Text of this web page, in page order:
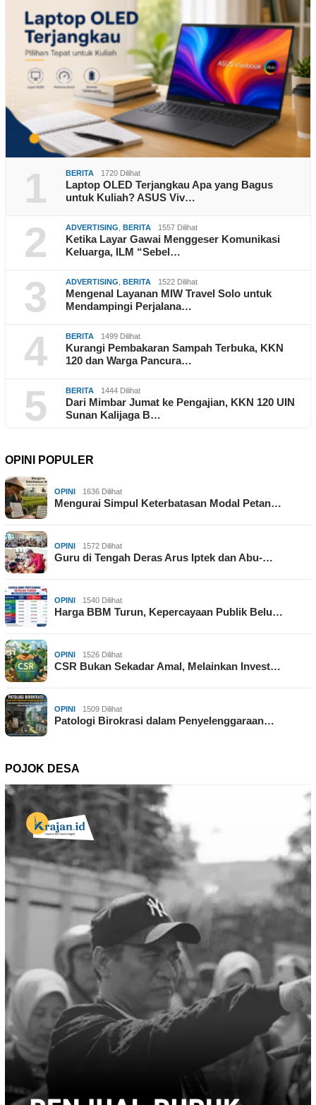
1 BERITA 1720 Dilihat
Laptop OLED Terjangkau Apa yang Bagus
untuk Kuliah? ASUS Viv…
2 ADVERTISING BERITA 1557 Dilihat
Ketika Layar Gawai Menggeser Komunikasi
Keluarga, ILM “Sebel…
3 ADVERTISING BERITA 1522 Dilihat
Mengenal Layanan MIW Travel Solo untuk
Mendampingi Perjalana…
4 BERITA 1499 Dilihat
Kurangi Pembakaran Sampah Terbuka, KKN
120 dan Warga Pancura…
5 BERITA 1444 Dilihat
Dari Mimbar Jumat ke Pengajian, KKN 120 UIN
Sunan Kalijaga B…
OPINI POPULER
OPINI 1636 Dilihat
Mengurai Simpul Keterbatasan Modal Petan…
OPINI 1572 Dilihat
Guru di Tengah Deras Arus Iptek dan Abu-…
OPINI 1540 Dilihat
Harga BBM Turun, Kepercayaan Publik Belu…
OPINI 1526 Dilihat
CSR Bukan Sekadar Amal, Melainkan Invest…
OPINI 1509 Dilihat
Patologi Birokrasi dalam Penyelenggaraan…
POJOK DESA